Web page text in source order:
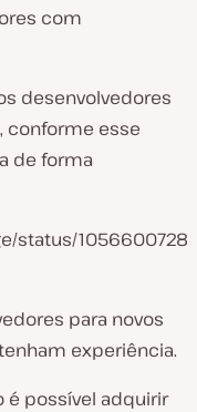
com
desenvolvedores
conforme esse
de forma
status/1056600728
para novos
experiência.
é possível adquirir